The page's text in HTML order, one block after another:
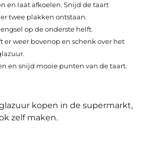
en laat afkoelen. Snijd de taart
twee plakken ontstaan.
op de onderste helft.
er weer bovenop en schenk over het
en snijd mooie punten van de taart.
kopen in de supermarkt,
zelf maken.